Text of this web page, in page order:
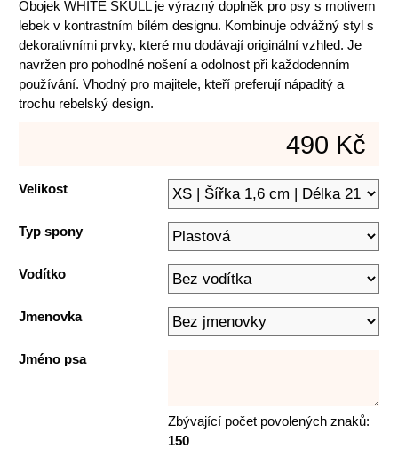
Obojek WHITE SKULL je výrazný doplněk pro psy s motivem
lebek v kontrastním bílém designu. Kombinuje odvážný styl s
dekorativními prvky, které mu dodávají originální vzhled. Je
navržen pro pohodlné nošení a odolnost při každodenním
používání. Vhodný pro majitele, kteří preferují nápaditý a
trochu rebelský design.
490 Kč
Velikost
Typ spony
Vodítko
Jmenovka
Jméno psa
Zbývající počet povolených znaků:
150